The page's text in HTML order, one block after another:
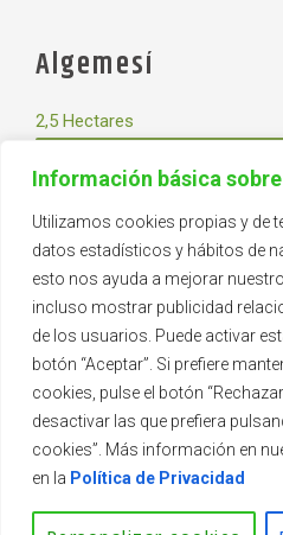
Información básica
Utilizamos cookies propias y de
datos estadísticos y hábitos de
esto nos ayuda a mejorar
incluso mostrar publicidad
de los usuarios. Puede activar
botón “Aceptar”. Si prefiere
cookies, pulse el botón
desactivar las que prefiera
cookies”. Más información en
en la Política de Privacidad
Algemesí
2,5 Hectares
et où nous produisons les
vendons tout au long du
2026 © Vivercid.